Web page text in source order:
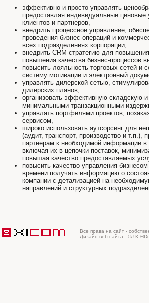
эффективно и просто управлять
предоставляя индивидуальные ценовые
клиентов и партнеров,
внедрить процессное управление,
проведения бизнес-операций и
всех подразделениях корпорации,
внедрить CRM-стратегию для
повышения качества бизнес-процессов
повысить лояльность торговых сетей и
систему мотивации и электронный
управлять дилерской сетью,
дилерских планов,
организовать эффективную складскую
минимальными транзакционными
управлять портфелями проектов,
сервисом,
широко использовать аутсорсинг для
(аудит, транспорт, производство и т.п.),
партнерам к необходимой информации в
включая их в цепочки поставок,
повышая качество предоставляемых
повысить качество управления
времени получать информацию о
компании с детализацией на
направлений и структурных
Все права на сайт -
Дизайн веб-сайта - ©